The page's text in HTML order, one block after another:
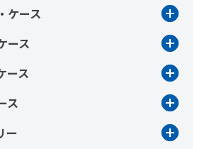
ケース
ース
ース
ス
ー